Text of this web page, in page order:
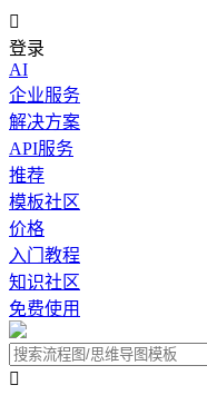

登录
AI
企业服务
解决方案
API服务
推荐
模板社区
价格
入门教程
知识社区
免费使用
